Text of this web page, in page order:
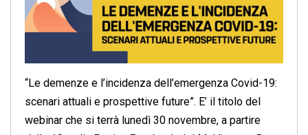
“Le demenze e l’incidenza dell’emergenza Covid-19:
scenari attuali e prospettive future”. E’ il titolo del
webinar che si terrà lunedì 30 novembre, a partire